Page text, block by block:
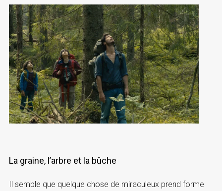
La graine, l’arbre et la bûche
Il semble que quelque chose de miraculeux prend forme